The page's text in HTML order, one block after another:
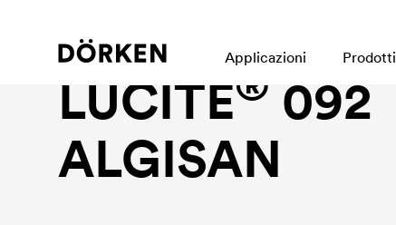
Applicazioni Prodotti
Facade paint|dachbeschichtung
LUCITE® 092
ALGISAN